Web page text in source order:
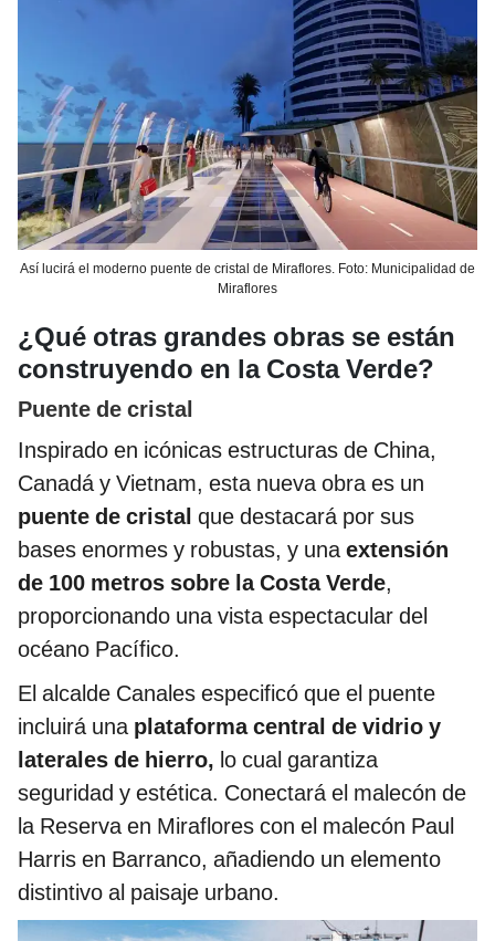
Así lucirá el moderno puente de cristal de Miraflores. Foto: Municipalidad de
Miraflores
¿Qué otras grandes obras se están
construyendo en la Costa Verde?
Puente de cristal
Inspirado en icónicas estructuras de China,
Canadá y Vietnam, esta nueva obra es un
puente de cristal que destacará por sus
bases enormes y robustas, y una extensión
de 100 metros sobre la Costa Verde,
proporcionando una vista espectacular del
océano Pacífico.
El alcalde Canales especificó que el puente
incluirá una plataforma central de vidrio y
laterales de hierro, lo cual garantiza
seguridad y estética. Conectará el malecón de
la Reserva en Miraflores con el malecón Paul
Harris en Barranco, añadiendo un elemento
distintivo al paisaje urbano.